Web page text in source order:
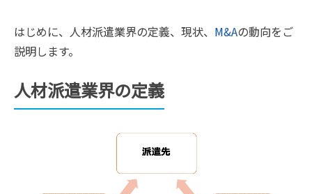
はじめに、人材派遣業界の定義、現状、 M&Aの動向をご
説明します。
人材派遣業界の定義